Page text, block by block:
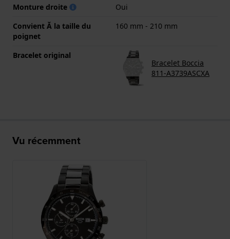
Monture droite
Oui
Convient Ă la taille du
poignet
160 mm - 210 mm
Bracelet original
Bracelet Boccia
811-A3739ASCXA
Vu récemment